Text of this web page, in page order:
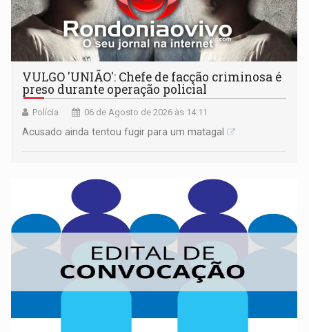
VULGO 'UNIÃO': Chefe de facção criminosa é
preso durante operação policial
Polícia 06 de Agosto de 2026 às 14:11
Acusado ainda tentou fugir para um matagal